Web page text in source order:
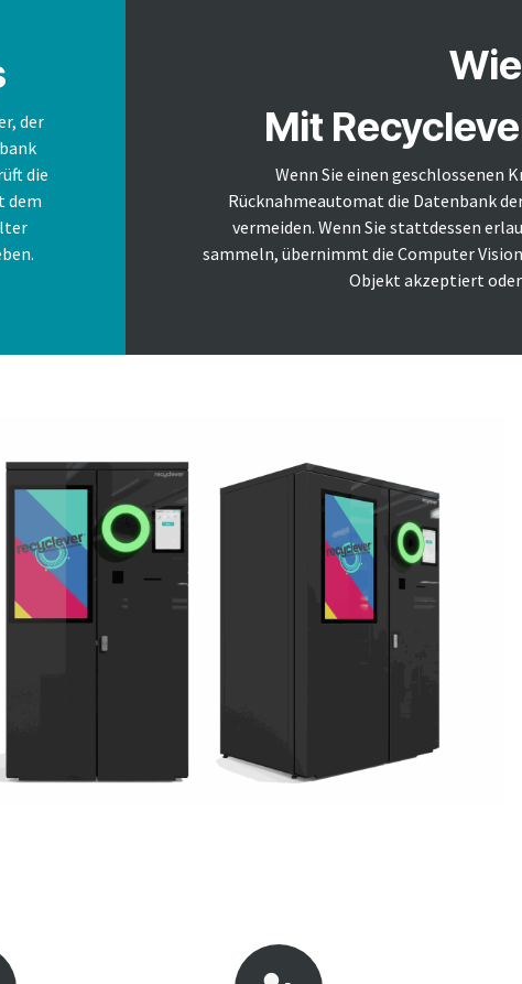
der
die
dem
Mit
Wenn Sie einen geschlossenen
Rücknahmeautomat die Datenbank
vermeiden. Wenn Sie stattdessen
sammeln, übernimmt die Computer
Objekt akzeptiert